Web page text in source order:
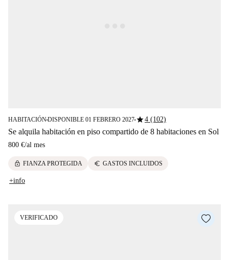
HABITACIÓN■DISPONIBLE 01 FEBRERO 2027■star4 (102)
Se alquila habitación en piso compartido de 8 habitaciones en Sol
800 €/al mes
lock FIANZA PROTEGIDA euro GASTOS INCLUIDOS
+info
VERIFICADO